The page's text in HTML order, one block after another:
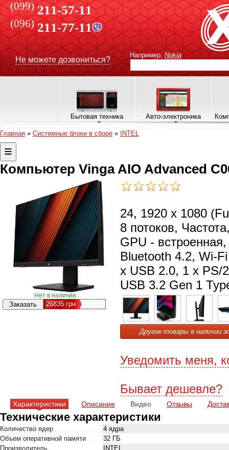
(099) 211-57-11
(096)211-77-11
Не можете дозвониться?
Например, Nokia
Бытовая техника Авто-электроника
Главная » Системные блоки в сборе » INTEL
Компьютер Vinga AIO Advanced
Нет в наличии
26835грн
24, 1920 x 1080
8 потоков,
GPU -
Bluetooth 4.2, Wi-
x USB 2.0, 1 x PS/
USB 3.2 Gen 1
Другие товары в наличии
Уведомить меня,
Бывает дешевле?
Характеристики Описание Видео Отзывы
Технические характеристики
Количество ядер
4 ядра
Объем оперативной памяти
32 ГБ
Производитель
INTEL